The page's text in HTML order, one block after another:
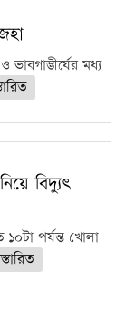
মধ্য
বিদ্যুৎ
পর্যন্ত খোলা